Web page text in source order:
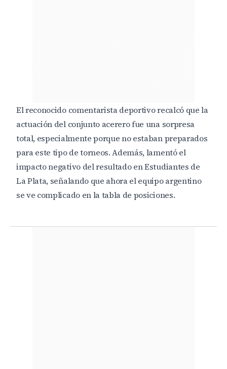
El reconocido comentarista deportivo recalcó que la
actuación del conjunto acerero fue una sorpresa
total, especialmente porque no estaban preparados
para este tipo de torneos. Además, lamentó el
impacto negativo del resultado en Estudiantes de
La Plata, señalando que ahora el equipo argentino
se ve complicado en la tabla de posiciones.